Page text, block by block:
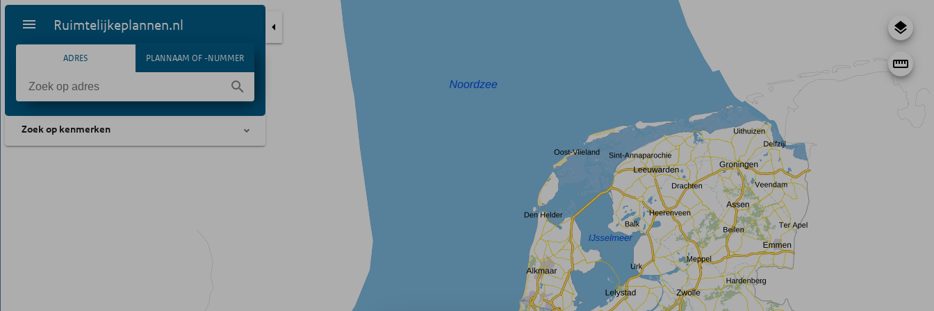
Ruimtelijkeplannen.nl
ADRES PLANNAAM OF -NUMMER
Zoek op kenmerken